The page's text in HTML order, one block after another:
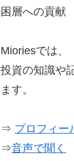
困層への貢献
Mioriesでは、
投資の知識や
ます。
⇒ プロフィー
⇒音声で聞く